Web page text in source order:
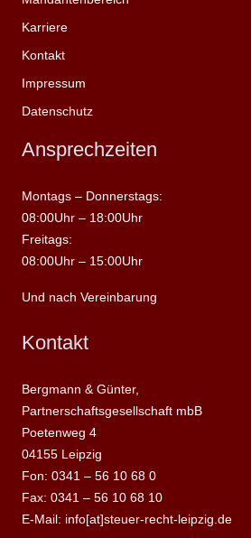
Karriere
Kontakt
Impressum
Datenschutz
Ansprechzeiten
Montags – Donnerstags:
08:00Uhr – 18:00Uhr
Freitags:
08:00Uhr – 15:00Uhr
Und nach Vereinbarung
Kontakt
Bergmann & Günter,
Partnerschaftsgesellschaft mbB
Poetenweg 4
04155 Leipzig
Fon: 0341 – 56 10 68 0
Fax: 0341 – 56 10 68 10
E-Mail: info[at]steuer-recht-leipzig.de